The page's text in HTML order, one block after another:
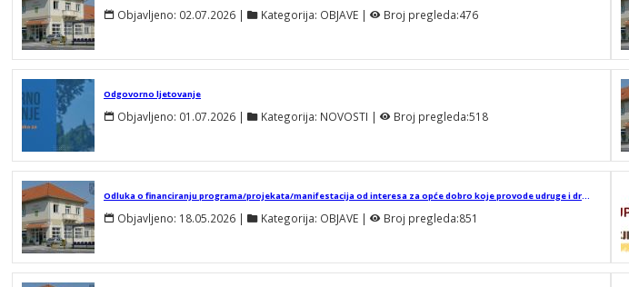
Objavljeno: 02.07.2026 | Kategorija: OBJAVE | Broj pregleda:476
Odgovorno ljetovanje
Objavljeno: 01.07.2026 | Kategorija: NOVOSTI | Broj pregleda:518
Odluka o financiranju programa/projekata/manifestacija od interesa za opće dobro koje provode udruge i druge organizacije civilnog društva, vjerske zajednice i pravne osobe Katoličke crkve na području Općine Domašinec u 2026. godini
Objavljeno: 18.05.2026 | Kategorija: OBJAVE | Broj pregleda:851